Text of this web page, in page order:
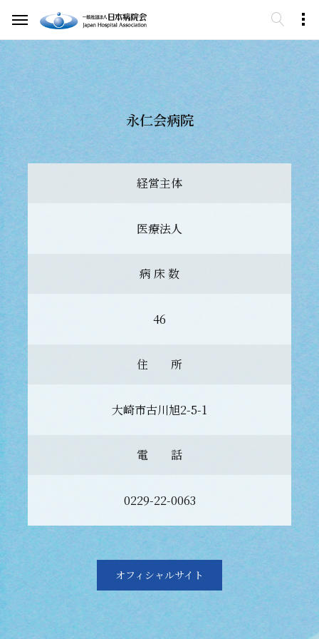
永仁会病院
経営主体
医療法人
病 床 数
46
住 所
大崎市古川旭2-5-1
電 話
0229-22-0063
オフィシャルサイト